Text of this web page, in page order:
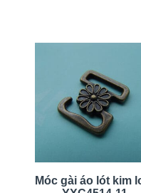
Móc gài áo lót kim